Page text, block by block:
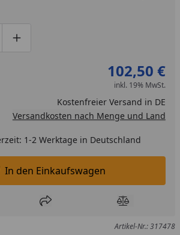
um eins verringern
manuell eingeben
Produktmenge um eins erhöhen
102,50 €
inkl. 19% MwSt.
Kostenfreier Versand in DE
Versandkosten nach Menge und Land
1-2 Werktage in Deutschland
In den Einkaufswagen legen
In den Einkaufswagen
zur Wunschliste hinzufügen
Teilen Produkt
Artikel-Nr.: 317478